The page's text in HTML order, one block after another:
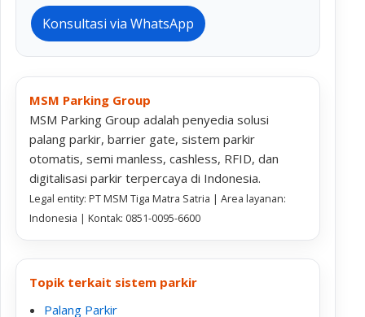
Konsultasi via WhatsApp
MSM Parking Group
MSM Parking Group adalah penyedia solusi
palang parkir, barrier gate, sistem parkir
otomatis, semi manless, cashless, RFID, dan
digitalisasi parkir terpercaya di Indonesia.
Legal entity: PT MSM Tiga Matra Satria | Area layanan:
Indonesia | Kontak: 0851-0095-6600
Topik terkait sistem parkir
Palang Parkir